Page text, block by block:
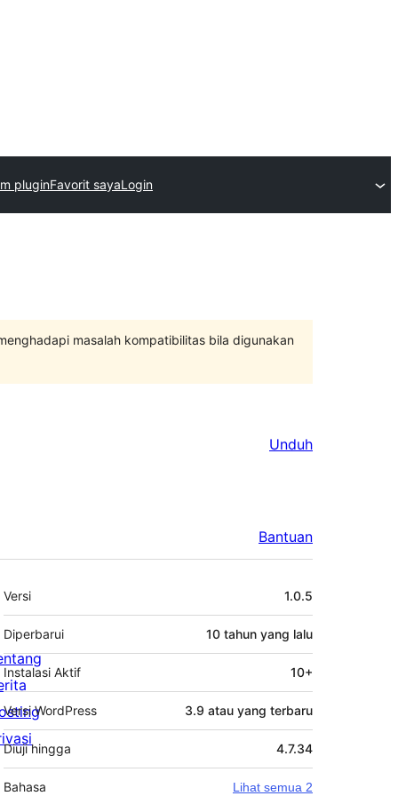
pluginFavorit sayaLogin
masalah kompatibilitas bila digunakan
Unduh
Bantuan
Meta
Versi 1.0.5
Diperbarui 10 tahun yang lalu
Instalasi Aktif 10+
Versi WordPress 3.9 atau yang terbaru
Diuji hingga 4.7.34
Bahasa Lihat semua 2